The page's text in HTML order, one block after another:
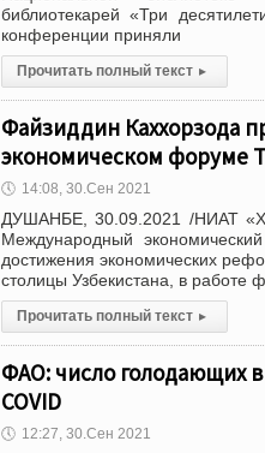
библиотекарей «Три
конференции приняли
Прочитать полный текст ▸
Файзиддин Каххорзода
экономическом форуме
🕔 14:08, 30.Сен 2021
ДУШАНБЕ, 30.09.2021 /НИАТ
Международный
достижения экономических
столицы Узбекистана, в
Прочитать полный текст ▸
ФАО: число голодающих
COVID
🕔 12:27, 30.Сен 2021